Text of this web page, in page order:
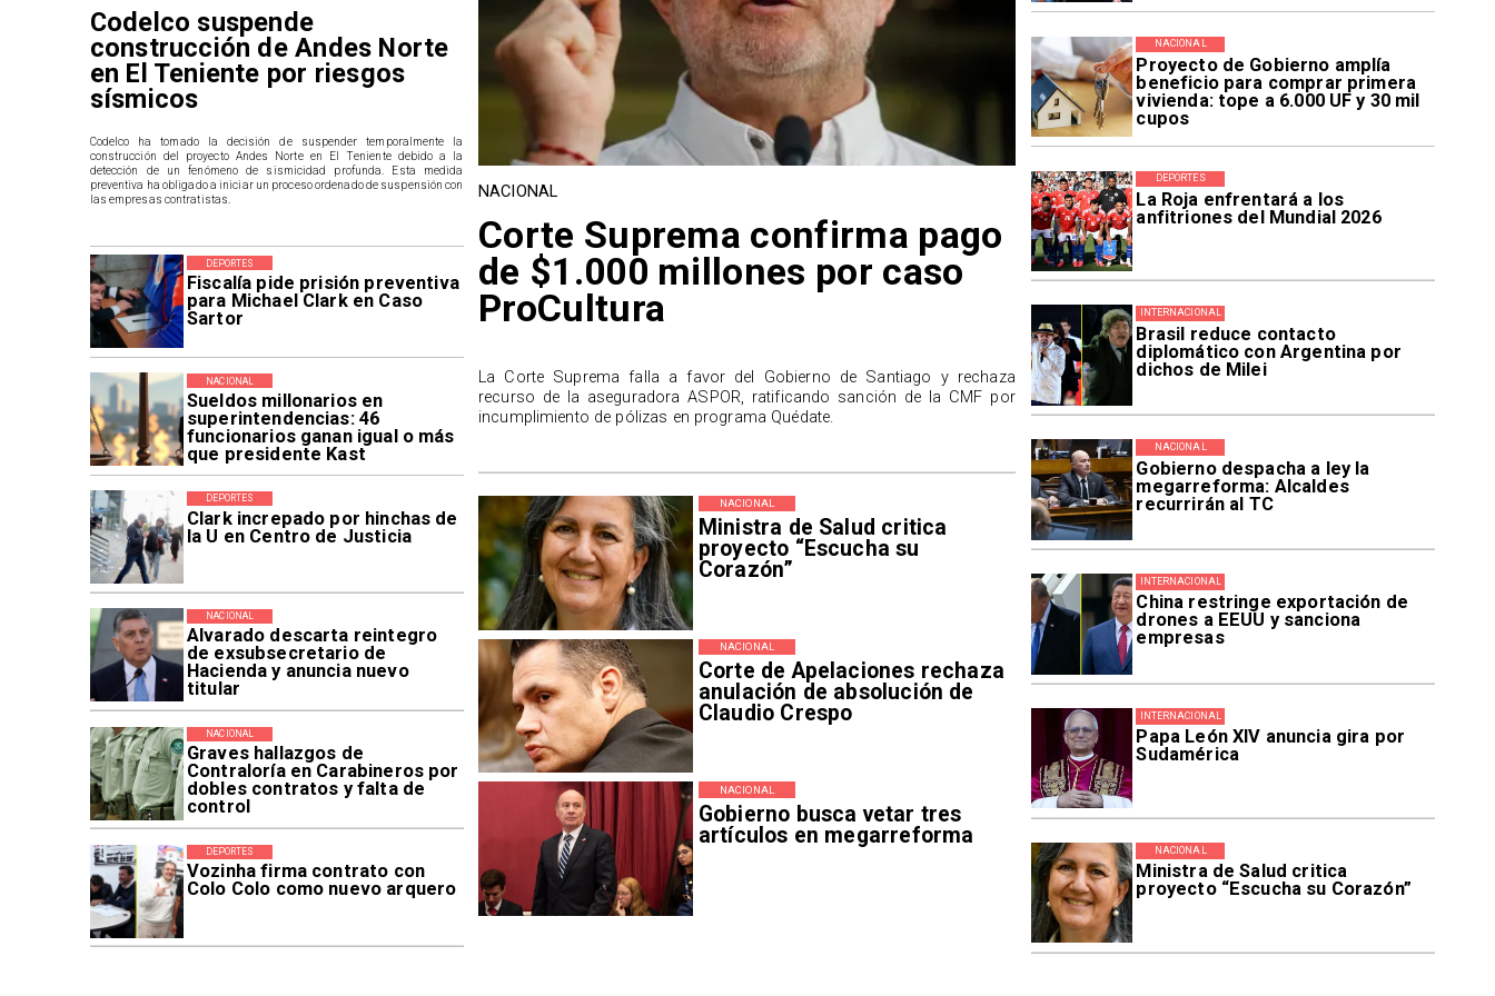
Proyecto de Gobierno amplía
beneficio para comprar primera
vivienda: tope a 6.000 UF y 30 mil
cupos
NACIONAL
La Roja enfrentará a los
anfitriones del Mundial 2026
DEPORTES
Brasil reduce contacto
diplomático con Argentina por
dichos de Milei
INTERNACIONAL
Gobierno despacha a ley la
megarreforma: Alcaldes
recurrirán al TC
NACIONAL
China restringe exportación de
drones a EEUU y sanciona
empresas
INTERNACIONAL
Papa León XIV anuncia gira por
Sudamérica
INTERNACIONAL
Ministra de Salud critica
proyecto “Escucha su Corazón”
NACIONAL
Fiscalía pide prisión preventiva
para Michael Clark en Caso
Sartor
DEPORTES
Sueldos millonarios en
superintendencias: 46
funcionarios ganan igual o más
que presidente Kast
NACIONAL
Clark increpado por hinchas de
la U en Centro de Justicia
DEPORTES
Alvarado descarta reintegro
de exsubsecretario de
Hacienda y anuncia nuevo
titular
NACIONAL
Graves hallazgos de
Contraloría en Carabineros por
dobles contratos y falta de
control
NACIONAL
Vozinha firma contrato con
Colo Colo como nuevo arquero
DEPORTES
Ministra de Salud critica
proyecto “Escucha su
Corazón”
NACIONAL
Corte de Apelaciones rechaza
anulación de absolución de
Claudio Crespo
NACIONAL
Gobierno busca vetar tres
artículos en megarreforma
NACIONAL
Codelco suspende
construcción de Andes Norte
en El Teniente por riesgos
sísmicos
Codelco ha tomado la decisión de suspender temporalmente la
construcción del proyecto Andes Norte en El Teniente debido a la
detección de un fenómeno de sismicidad profunda. Esta medida
preventiva ha obligado a iniciar un proceso ordenado de suspensión con
las empresas contratistas.
NACIONAL
Corte Suprema confirma pago
de $1.000 millones por caso
ProCultura
La Corte Suprema falla a favor del Gobierno de Santiago y rechaza
recurso de la aseguradora ASPOR, ratificando sanción de la CMF por
incumplimiento de pólizas en programa Quédate.